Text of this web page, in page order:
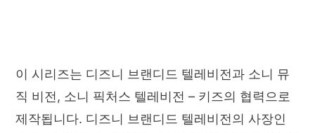
이 시리즈는 디즈니 브랜디드 텔레비전과 소니 뮤
직 비전, 소니 픽처스 텔레비전 – 키즈의 협력으로
제작됩니다. 디즈니 브랜디드 텔레비전의 사장인